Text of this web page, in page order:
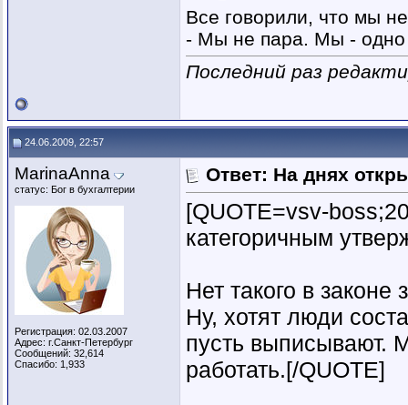
Все говорили, что мы
- Мы не пара. Мы - одно
Последний раз
24.06.2009, 22:57
MarinaAnna
статус: Бог в бухгалтерии
Регистрация: 02.03.2007
Адрес: г.Санкт-Петербург
Сообщений: 32,614
Спасибо: 1,933
Ответ: На днях
[QUOTE=vsv-
категоричным
Нет такого в законе
Ну, хотят люди
пусть выписывают.
работать.[/QUOTE]